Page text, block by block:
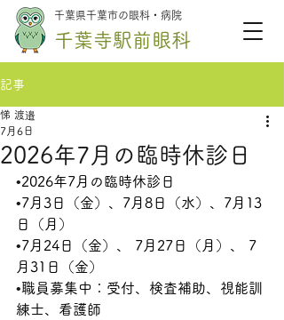
千葉県千葉市の眼科・病院
千葉寺駅前眼科
記事
2026年7月の臨時休診日
悌 渡邉
7月6日
•2026年7月の臨時休診日
•7月3日（金）、7月8日（水）、7月13
日（月）
•7月24日（金）、 7月27日（月）、 7
月31日（金）
•職員募集中：受付、検査補助、視能訓
練士、看護師